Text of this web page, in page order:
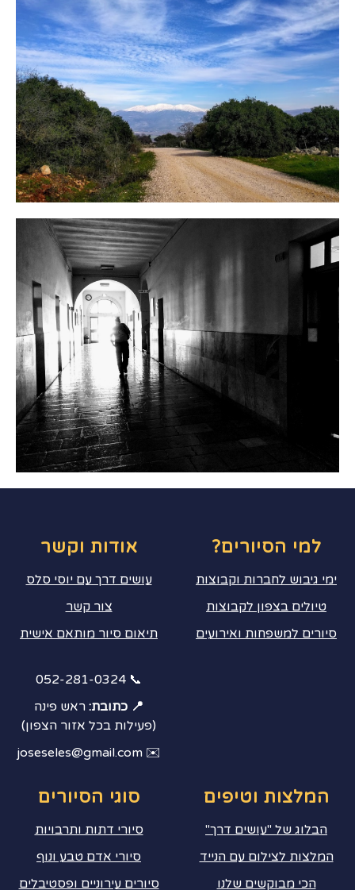
אודות וקשר
עושים דרך עם יוסי סלס
צור קשר
תיאום סיור מותאם אישית
📞 052-281-0324
📍 כתובת: ראש פינה
(פעילות בכל אזור הצפון)
✉️ joseseles@gmail.com
למי הסיורים?
ימי גיבוש לחברות וקבוצות
טיולים בצפון לקבוצות
סיורים למשפחות ואירועים
סוגי הסיורים
סיורי דתות ותרבויות
סיורי אדם טבע ונוף
סיורים עירוניים ופסטיבלים
המלצות וטיפים
הבלוג של "עושים דרך"
המלצות לצילום עם הנייד
הכי מבוקשים שלנו